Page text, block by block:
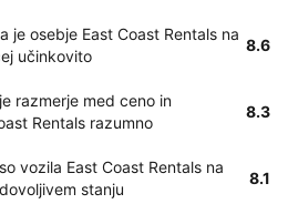
je osebje East Coast Rentals na
učinkovito
8.6
razmerje med ceno in
Rentals razumno
8.3
vozila East Coast Rentals na
stanju
8.1